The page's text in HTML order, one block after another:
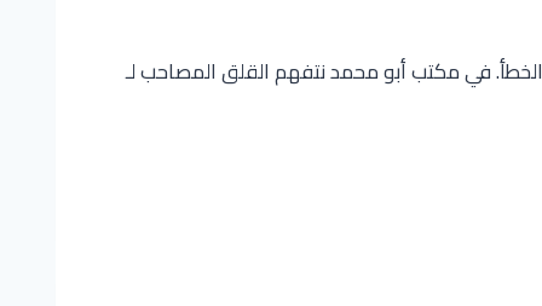
في مكتب أبو محمد نتفهم القلق المصاحب لـ